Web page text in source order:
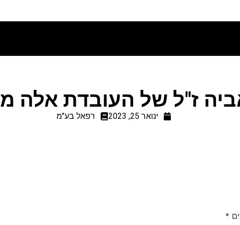
ז"ל של העובדת אלה
ינואר 25, 2023
רפאל בע"מ
*